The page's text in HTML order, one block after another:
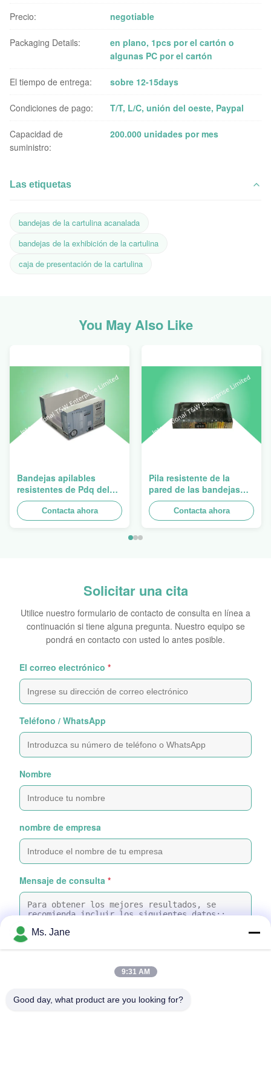
Precio: negotiable
Packaging Details:
en plano, 1pcs por el cartón o
algunas PC por el cartón
El tiempo de entrega: sobre 12-15days
Condiciones de pago: T/T, L/C, unión del oeste, Paypal
Capacidad de
suministro:
200.000 unidades por mes
Las etiquetas
bandejas de la cartulina acanalada
bandejas de la exhibición de la cartulina
caja de presentación de la cartulina
You May Also Like
Bandejas apilables
resistentes de Pdq del
diseño de Costco a
vender la cortina, carga
100kgs
Contacta ahora
Pila resistente de la
pared de las bandejas
dobles de la cartulina
PDQ para promover las
especias/las comidas
Contacta ahora
Solicitar una cita
Utilice nuestro formulario de contacto de consulta en línea a
continuación si tiene alguna pregunta. Nuestro equipo se
pondrá en contacto con usted lo antes posible.
El correo electrónico *
Teléfono / WhatsApp
Nombre
nombre de empresa
Mensaje de consulta *
Seleccionar archivos
Ms. Jane
9:31 AM
Good day, what product are you looking for?